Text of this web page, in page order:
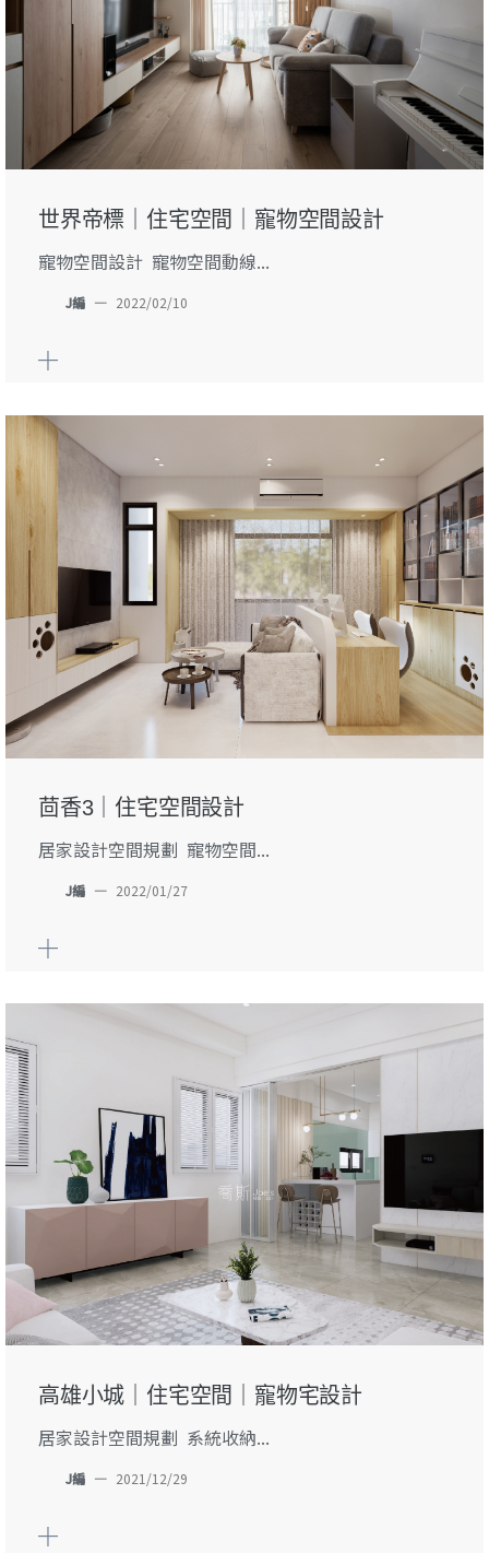
世界帝標｜住宅空間｜寵物空間設計
寵物空間設計 寵物空間動線...
J編 — 2022/02/10
茴香3｜住宅空間設計
居家設計空間規劃 寵物空間...
J編 — 2022/01/27
高雄小城｜住宅空間｜寵物宅設計
居家設計空間規劃 系統收納...
J編 — 2021/12/29